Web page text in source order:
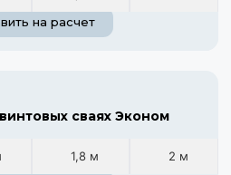
на расчет
сваях Эконом
1,8 м
2 м